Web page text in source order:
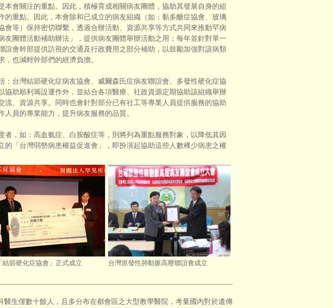
本會關注的重點。因此，積極育成相關病友團體，協助其發展自身的組
的重點。因此，本會除和已成立的病友組織（如：黏多醣症協會、玻璃
會等）保持密切聯繫，透過合辦活動、資源共享等方式共同來推動罕病
友團體活動補助辦法」，提供病友團體舉辦活動之用；每年並針對單一
誼會幹部提供訪視的交通及行政費用之部分補助，以鼓勵加強對該病類
也減輕幹部們的經濟負擔。
台灣結節硬化症病友協會、威爾森氏症病友聯誼會、多發性硬化症協
協助順利籌設運作外，並結合各項醫療、社政資源定期協助該組織舉辦
流、資源共享。同時也會針對部分已有社工等專業人員提供服務的協助
員的專業能力，提升病友服務的品質。
，如：高血氨症、白胺酸症等，則將列為重點服務對象，以降低其因
的「台灣弱勢病患權益促進會」，即扮演起協助這些人數稀少病患之權
結節硬化症協會」正式成立
台灣原發性肺動脈高壓聯誼會成立
醫生僅數十餘人，且多分布在都會區之大型教學醫院，考量國內對於遺傳